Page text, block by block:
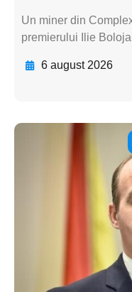
Un miner din
premierului Ilie
6 august 2026
Adaugă
textul
textul